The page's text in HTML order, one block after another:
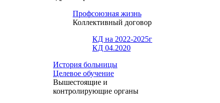
Профсоюзная жизнь
Коллективный договор
КД на 2022-2025г
КД 04.2020
История больницы
Целевое обучение
Вышестоящие и
контролирующие органы